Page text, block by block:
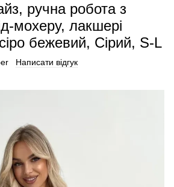
ручна робота з
мохеру, лакшері
бежевий, Сірий, S-L
Написати відгук